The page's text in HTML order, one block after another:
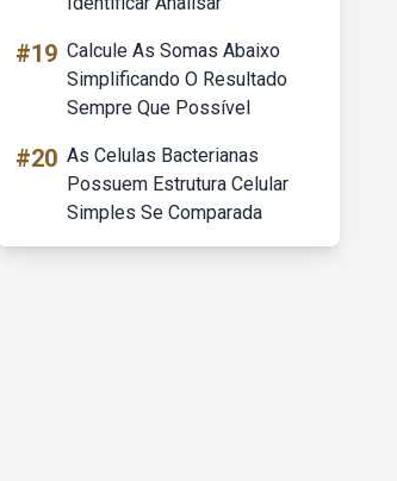
#19 Calcule As Somas Abaixo
Simplificando O Resultado
Sempre Que Possível
#20 As Celulas Bacterianas
Possuem Estrutura Celular
Simples Se Comparada